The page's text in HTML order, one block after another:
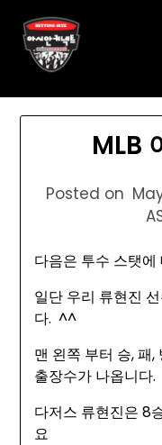
content
MLB
Posted on
다음은 투수 스탯
일단 우리 류현진
다. ^^
맨 왼쪽 부터 승, 패
출장수가 나옵니다.
다저스 류현진은 8
요